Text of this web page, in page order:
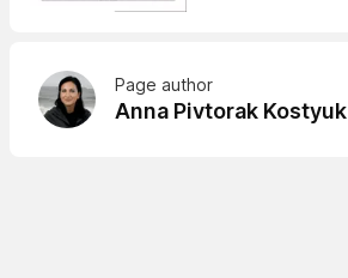
Page author
Anna Pivtorak Kostyuk